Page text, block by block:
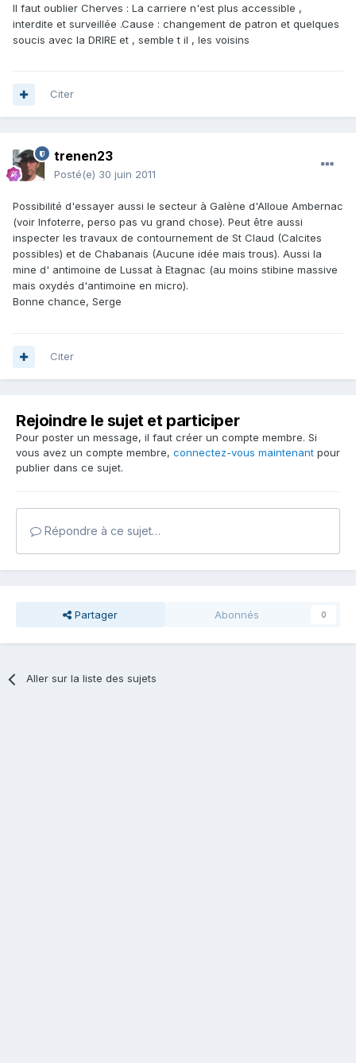
Il faut oublier Cherves : La carriere n'est plus accessible ,
interdite et surveillée .Cause : changement de patron et quelques
soucis avec la DRIRE et , semble t il , les voisins
Citer
trenen23
Posté(e) 30 juin 2011
Possibilité d'essayer aussi le secteur à Galène d'Alloue Ambernac
(voir Infoterre, perso pas vu grand chose). Peut être aussi
inspecter les travaux de contournement de St Claud (Calcites
possibles) et de Chabanais (Aucune idée mais trous). Aussi la
mine d' antimoine de Lussat à Etagnac (au moins stibine massive
mais oxydés d'antimoine en micro).
Bonne chance, Serge
Citer
Rejoindre le sujet et participer
Pour poster un message, il faut créer un compte membre. Si
vous avez un compte membre, connectez-vous maintenant pour
publier dans ce sujet.
Répondre à ce sujet…
Partager Abonnés 0
Aller sur la liste des sujets